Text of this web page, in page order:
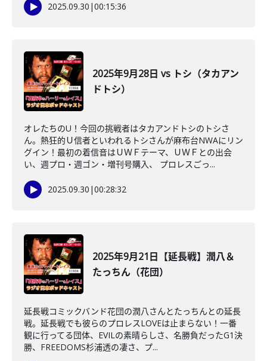
2025.09.30 |00:15:36
2025年9月28日 vs トシ（タカアン
ドトシ）
オレたちのU！今回の挑戦者はタカアンドトシのトシさ
ん。熱狂的Ｕ信者といわれるトシさんが麻布台NWAにリン
グイン！最初の着信音はＵＷＦテーマ、ＵＷＦとの出会
い、週プロ・週ゴン・増刊号購入、 プロレスごっ...
2025.09.30 |00:28:32
2025年9月21日【延長戦】潤八＆
たっちん（花団）
延長戦コミックバンド花団の潤八さんとたっちんとの延長
戦。延長戦でも彼らのプロレスLOVEは止まらない！一番
観に行ってる団体、EVILの素晴らしさ、名勝負だったG1決
勝、FREEDOMS杉浦透の凄さ、プ...